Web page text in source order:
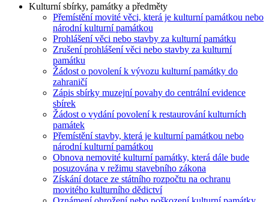
Kulturní sbírky, památky a předměty
Přemístění movité věci, která je kulturní památkou nebo
národní kulturní památkou
Prohlášení věci nebo stavby za kulturní památku
Zrušení prohlášení věci nebo stavby za kulturní
památku
Žádost o povolení k vývozu kulturní památky do
zahraničí
Zápis sbírky muzejní povahy do centrální evidence
sbírek
Žádost o vydání povolení k restaurování kulturních
památek
Přemístění stavby, která je kulturní památkou nebo
národní kulturní památkou
Obnova nemovité kulturní památky, která dále bude
posuzována v režimu stavebního zákona
Získání dotace ze státního rozpočtu na ochranu
movitého kulturního dědictví